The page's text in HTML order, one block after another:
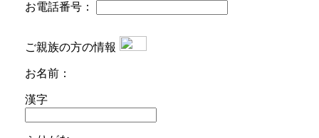
お電話番号：
ご親族の方の情報
お名前：
漢字